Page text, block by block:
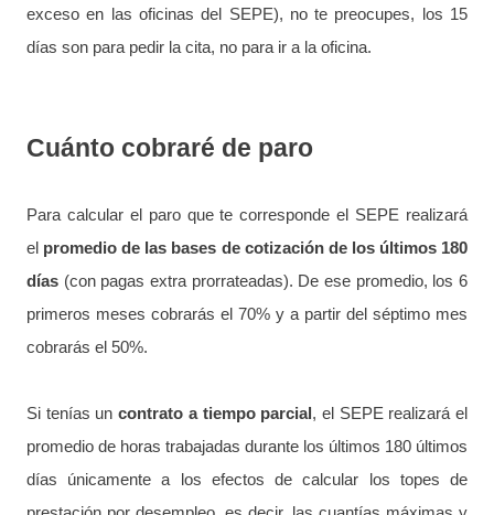
exceso en las oficinas del SEPE), no te preocupes, los 15
días son para pedir la cita, no para ir a la oficina.
Cuánto cobraré de paro
Para calcular el paro que te corresponde el SEPE realizará
el promedio de las bases de cotización de los últimos 180
días (con pagas extra prorrateadas). De ese promedio, los 6
primeros meses cobrarás el 70% y a partir del séptimo mes
cobrarás el 50%.
Si tenías uncontrato a tiempo parcial, el SEPE realizará el
promedio de horas trabajadas durante los últimos 180 últimos
días únicamente a los efectos de calcular los topes de